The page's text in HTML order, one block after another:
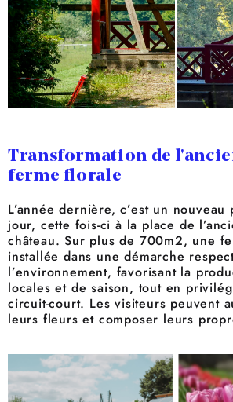
Transformation de
ferme florale
L’année dernière, c’est un
jour, cette fois-ci à la place de
château. Sur plus de 700m2, une
installée dans une démarche
l’environnement, favorisant la
locales et de saison, tout en
circuit-court. Les visiteurs peuvent
leurs fleurs et composer leurs